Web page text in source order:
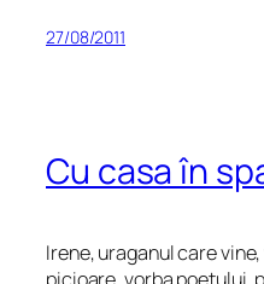
27/08/2011
Cu casa în
Irene, uraganul care